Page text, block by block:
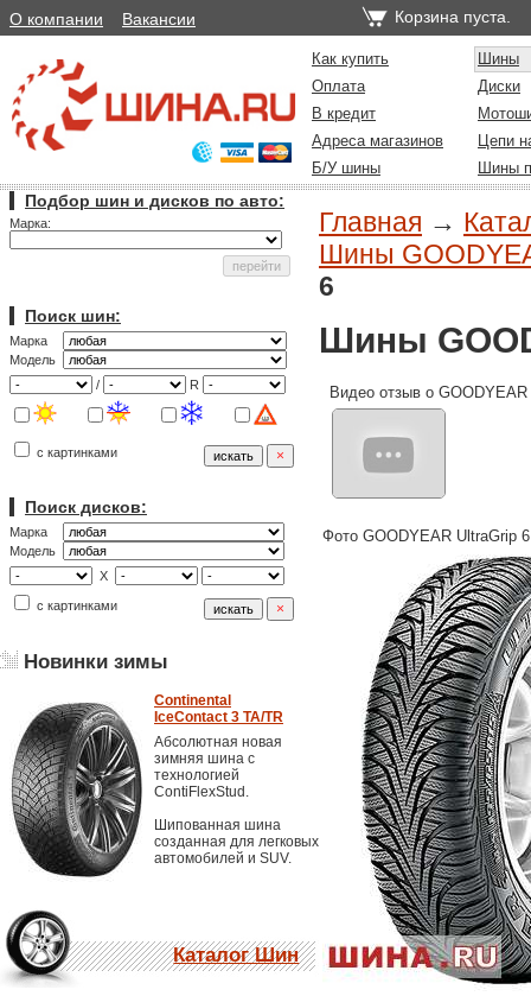
О компании Вакансии Корзина пуста.
Как купить
Шины
Оплата
Диски
В кредит
Адреса магазинов
Цепи
Б/У шины
Шины
Подбор шин и дисков по авто:
Марка:
Поиск шин:
Марка
Модель
/
R
с картинками
Поиск дисков:
Марка
Модель
X
с картинками
Новинки зимы
Continental
IceContact 3 TA/TR
Абсолютная новая
зимняя шина с
технологией
ContiFlexStud.
Шипованная шина
созданная для легковых
автомобилей и SUV.
Каталог Шин
Главная →
Шины
6
Шины
Видео отзыв о
Фото GOODYEAR UltraGrip